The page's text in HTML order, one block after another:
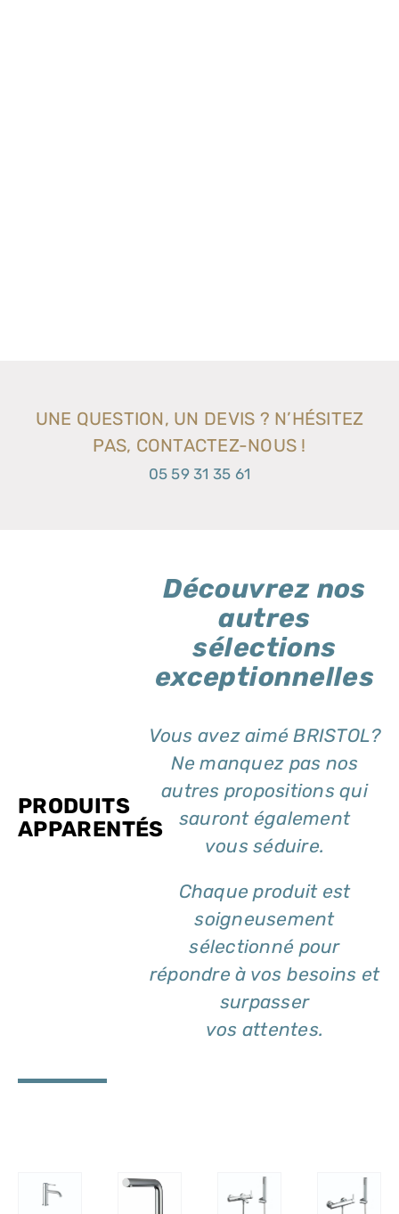
UNE QUESTION, UN DEVIS ? N’HÉSITEZ
PAS, CONTACTEZ-NOUS !
05 59 31 35 61
Découvrez nos
autres
sélections
exceptionnelles
Vous avez aimé BRISTOL?
Ne manquez pas nos
autres propositions qui
sauront également
vous séduire.
Chaque produit est
soigneusement
sélectionné pour
répondre à vos besoins et
surpasser
vos attentes.
PRODUITS
APPARENTÉS